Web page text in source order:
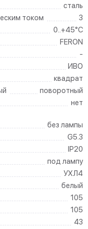
сталь
током
3
0..+45°C
FERON
-
ИВО
квадрат
поворотный
нет
без лампы
G5.3
IP20
под лампу
УХЛ4
белый
105
105
43